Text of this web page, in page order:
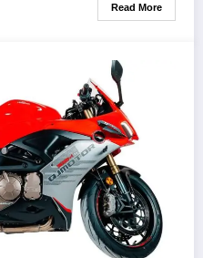
Read More